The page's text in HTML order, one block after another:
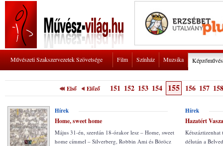
Művészeti Szakszervezetek Szövetsége Film Színház Muzsika
Első Előző 151 152 153 154 155 156 157 158
Hírek
Home, sweet home
Május 31-én, szerdán 18-órakor lesz – Home, sweet
home címmel – Silverberg, Robbin Ami és Böröcz
Hírek
Hazatért
Kétszáztizenhat
délután a